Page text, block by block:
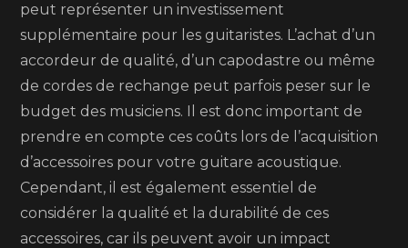
peut représenter un investissement
supplémentaire pour les guitaristes. L’achat d’un
accordeur de qualité, d’un capodastre ou même
de cordes de rechange peut parfois peser sur le
budget des musiciens. Il est donc important de
prendre en compte ces coûts lors de l’acquisition
d’accessoires pour votre guitare acoustique.
Cependant, il est également essentiel de
considérer la qualité et la durabilité de ces
accessoires, car ils peuvent avoir un impact